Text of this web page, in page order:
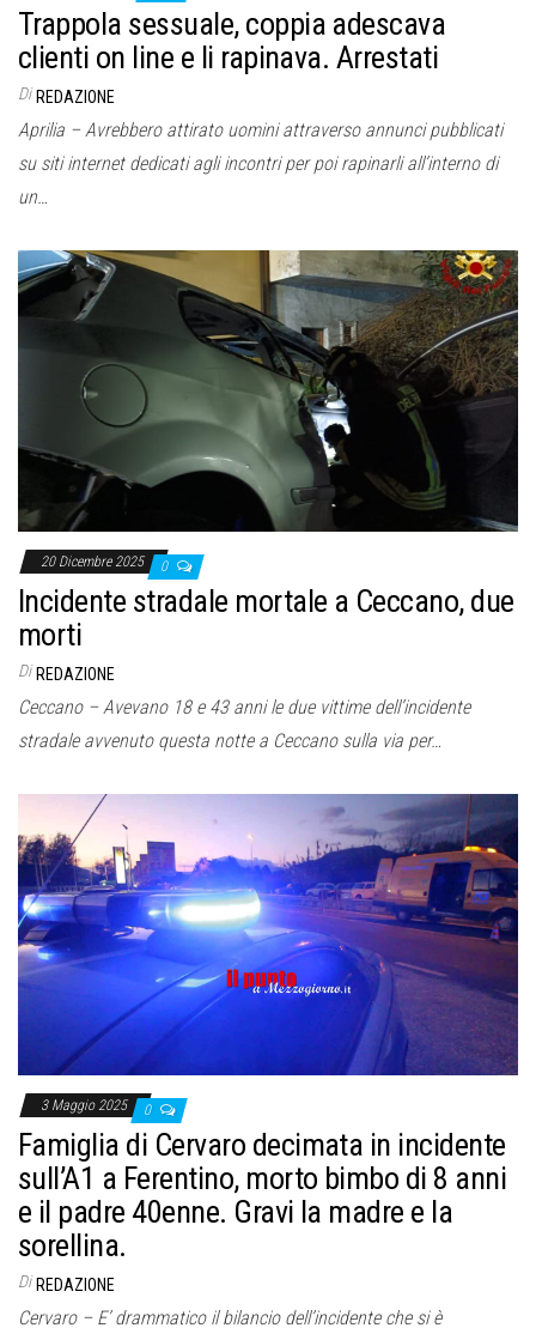
Trappola sessuale, coppia adescava
clienti on line e li rapinava. Arrestati
Di REDAZIONE
Aprilia – Avrebbero attirato uomini attraverso annunci pubblicati
su siti internet dedicati agli incontri per poi rapinarli all’interno di
un…
20 Dicembre 2025 0
Incidente stradale mortale a Ceccano, due
morti
Di REDAZIONE
Ceccano – Avevano 18 e 43 anni le due vittime dell’incidente
stradale avvenuto questa notte a Ceccano sulla via per…
3 Maggio 2025 0
Famiglia di Cervaro decimata in incidente
sull’A1 a Ferentino, morto bimbo di 8 anni
e il padre 40enne. Gravi la madre e la
sorellina.
Di REDAZIONE
Cervaro – E’ drammatico il bilancio dell’incidente che si è